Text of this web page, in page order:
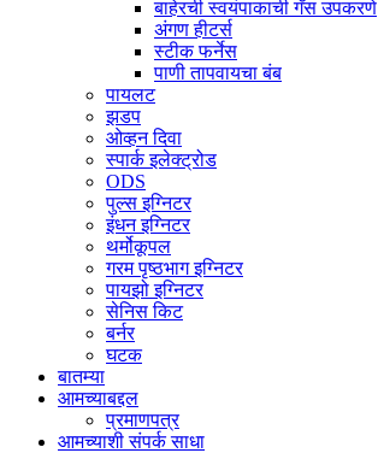
बाहेरची स्वयंपाकाची गॅस उपकरणे
अंगण हीटर्स
स्टीक फर्नेस
पाणी तापवायचा बंब
पायलट
झडप
ओव्हन दिवा
स्पार्क इलेक्ट्रोड
ODS
पुल्स इग्निटर
इंधन इग्निटर
थर्मोकूपल
गरम पृष्ठभाग इग्निटर
पायझो इग्निटर
सेनिस किट
बर्नर
घटक
बातम्या
आमच्याबद्दल
प्रमाणपत्र
आमच्याशी संपर्क साधा